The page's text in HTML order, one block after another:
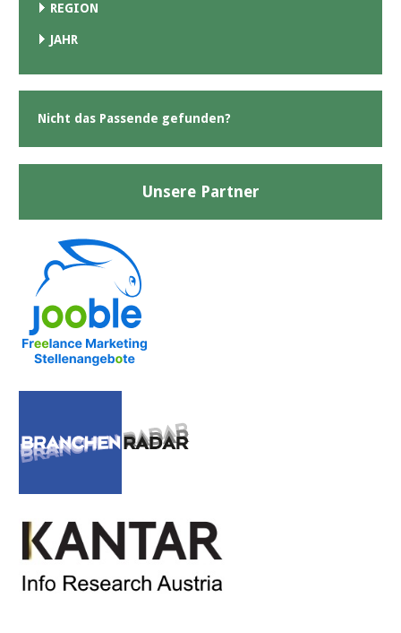
REGION
JAHR
Nicht das Passende gefunden?
Unsere Partner